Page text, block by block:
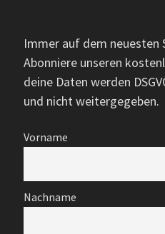
Immer auf dem neuesten
Abonniere unseren
deine Daten werden
und nicht weitergegeben.
Vorname
Nachname